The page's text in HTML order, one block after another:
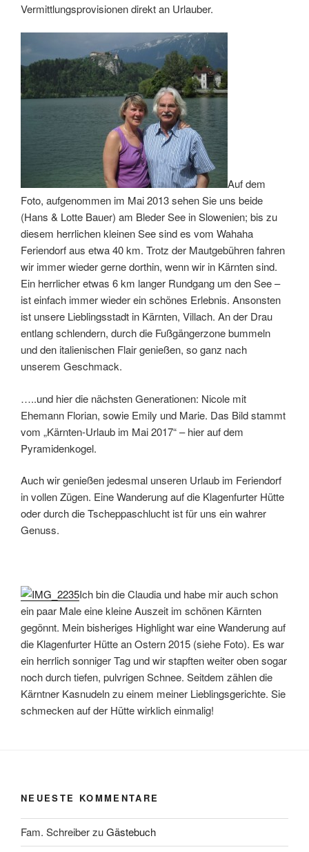
Vermittlungsprovisionen direkt an Urlauber.
Auf dem
Foto, aufgenommen im Mai 2013 sehen Sie uns beide
(Hans & Lotte Bauer) am Bleder See in Slowenien; bis zu
diesem herrlichen kleinen See sind es vom Wahaha
Feriendorf aus etwa 40 km. Trotz der Mautgebühren fahren
wir immer wieder gerne dorthin, wenn wir in Kärnten sind.
Ein herrlicher etwas 6 km langer Rundgang um den See –
ist einfach immer wieder ein schönes Erlebnis. Ansonsten
ist unsere Lieblingsstadt in Kärnten, Villach. An der Drau
entlang schlendern, durch die Fußgängerzone bummeln
und den italienischen Flair genießen, so ganz nach
unserem Geschmack.
…..und hier die nächsten Generationen: Nicole mit
Ehemann Florian, sowie Emily und Marie. Das Bild stammt
vom „Kärnten-Urlaub im Mai 2017“ – hier auf dem
Pyramidenkogel.
Auch wir genießen jedesmal unseren Urlaub im Feriendorf
in vollen Zügen. Eine Wanderung auf die Klagenfurter Hütte
oder durch die Tscheppaschlucht ist für uns ein wahrer
Genuss.
Ich bin die Claudia und habe mir auch schon
ein paar Male eine kleine Auszeit im schönen Kärnten
gegönnt. Mein bisheriges Highlight war eine Wanderung auf
die Klagenfurter Hütte an Ostern 2015 (siehe Foto). Es war
ein herrlich sonniger Tag und wir stapften weiter oben sogar
noch durch tiefen, pulvrigen Schnee. Seitdem zählen die
Kärntner Kasnudeln zu einem meiner Lieblingsgerichte. Sie
schmecken auf der Hütte wirklich einmalig!
NEUESTE KOMMENTARE
Fam. SchreiberzuGästebuch